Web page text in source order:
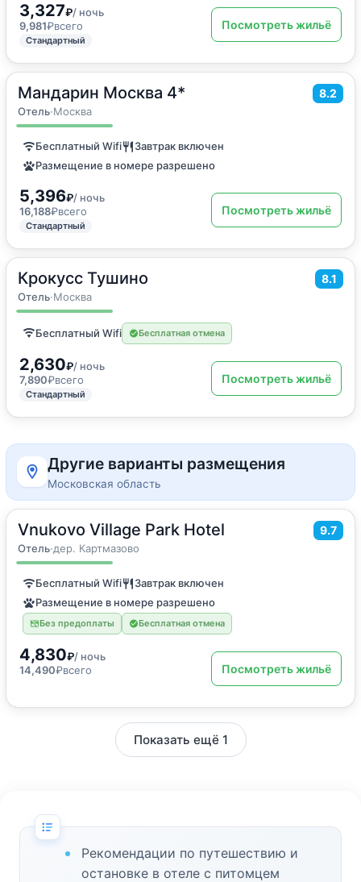
3,327₽/ ночь
9,981₽всего
Стандартный
Посмотреть жильё
Мандарин Москва 4* 8.2
Отель·Москва
18м2·2 гостя
Двухместный номер с 1 кроватью
Бесплатный Wifi
Завтрак включен
Размещение в номере разрешено
5,396₽/ ночь
16,188₽всего
Стандартный
Посмотреть жильё
Крокусс Тушино 8.1
Отель·Москва
18м2·2 гостя
Двухместный номер с 1 кроватью
Бесплатный Wifi Бесплатная отмена
2,630₽/ ночь
7,890₽всего
Стандартный
Посмотреть жильё
Другие варианты размещения
Московская область
Vnukovo Village Park Hotel 9.7
Отель·дер. Картмазово
20 м2·2 гостя
Двухместный номер с 1 кроватью или 2 отдельными кроватями
Бесплатный Wifi
Завтрак включен
Размещение в номере разрешено
Без предоплаты Бесплатная отмена
4,830₽/ ночь
14,490₽всего Посмотреть жильё
Показать ещё 1
Рекомендации по путешествию и
остановке в отеле с питомцем